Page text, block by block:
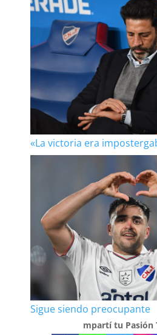
«La victoria era
Sigue siendo preocupante
mpartí tu Pasión